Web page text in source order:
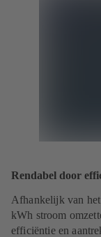
Rendabel door
Afhankelijk van het
kWh stroom
efficiëntie en